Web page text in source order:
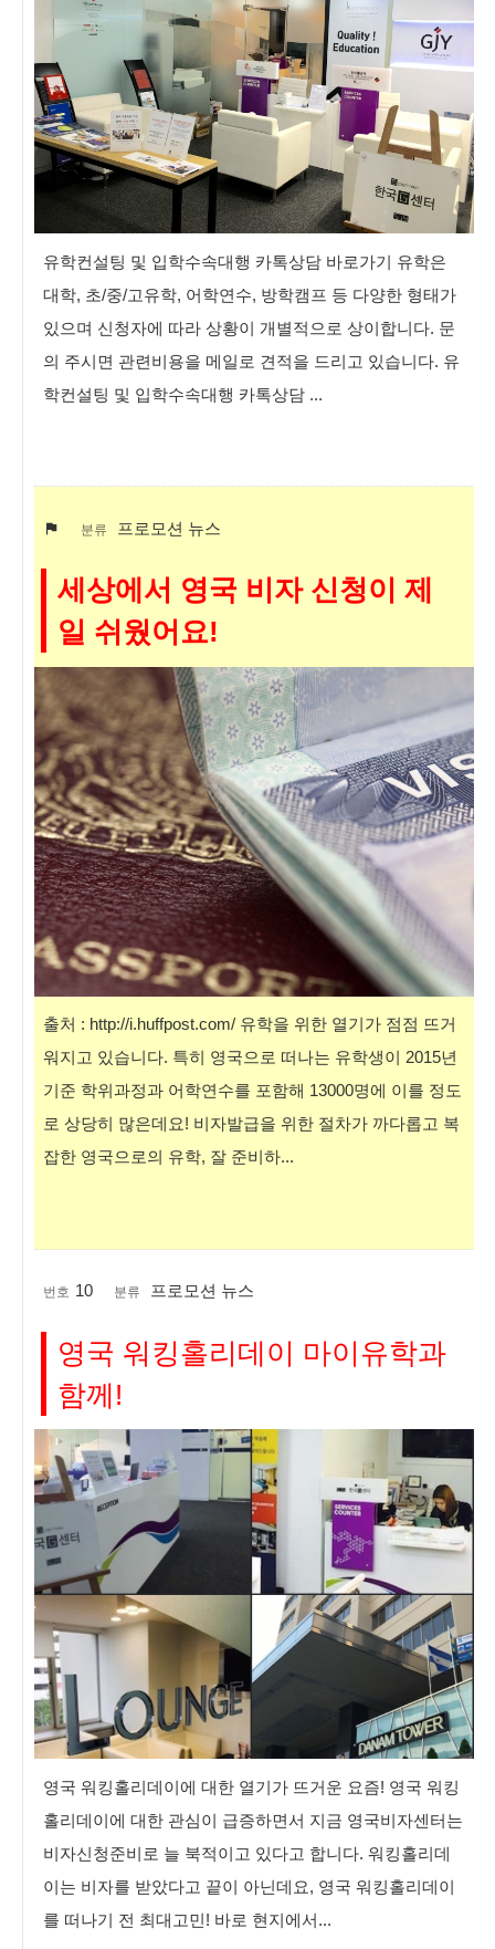
유학컨설팅 및 입학수속대행 카톡상담 바로가기 유학은
대학, 초/중/고유학, 어학연수, 방학캠프 등 다양한 형태가
있으며 신청자에 따라 상황이 개별적으로 상이합니다. 문
의 주시면 관련비용을 메일로 견적을 드리고 있습니다. 유
학컨설팅 및 입학수속대행 카톡상담 ...
분류 프로모션 뉴스
세상에서 영국 비자 신청이 제
일 쉬웠어요!
출처 : http://i.huffpost.com/ 유학을 위한 열기가 점점 뜨거
워지고 있습니다. 특히 영국으로 떠나는 유학생이 2015년
기준 학위과정과 어학연수를 포함해 13000명에 이를 정도
로 상당히 많은데요! 비자발급을 위한 절차가 까다롭고 복
잡한 영국으로의 유학, 잘 준비하...
번호 10 분류 프로모션 뉴스
영국 워킹홀리데이 마이유학과
함께!
영국 워킹홀리데이에 대한 열기가 뜨거운 요즘! 영국 워킹
홀리데이에 대한 관심이 급증하면서 지금 영국비자센터는
비자신청준비로 늘 북적이고 있다고 합니다. 워킹홀리데
이는 비자를 받았다고 끝이 아닌데요, 영국 워킹홀리데이
를 떠나기 전 최대고민! 바로 현지에서...